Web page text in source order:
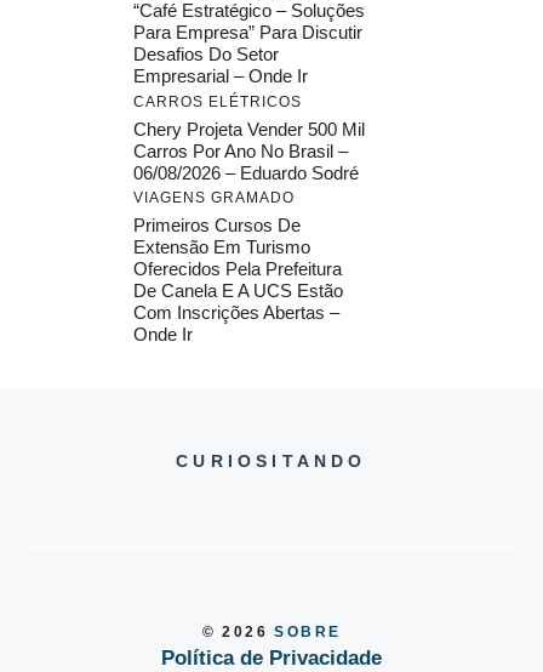
“Café Estratégico – Soluções
Para Empresa” Para Discutir
Desafios Do Setor
Empresarial – Onde Ir
CARROS ELÉTRICOS
Chery Projeta Vender 500 Mil
Carros Por Ano No Brasil –
06/08/2026 – Eduardo Sodré
VIAGENS GRAMADO
Primeiros Cursos De
Extensão Em Turismo
Oferecidos Pela Prefeitura
De Canela E A UCS Estão
Com Inscrições Abertas –
Onde Ir
CURIOSITANDO
© 2026SOBRE
Política de Privacidade